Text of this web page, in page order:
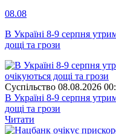
08.08
В Україні 8-9 серпня
дощі та грози
Суспiльство 08.08.2026
В Україні 8-9 серпня
дощі та грози
Читати